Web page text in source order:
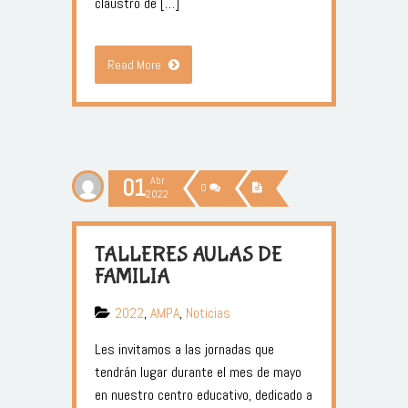
Read More
01 Abr
2022
0
TALLERES AULAS DE
FAMILIA
2022, AMPA, Noticias
Les invitamos a las jornadas que
tendrán lugar durante el mes de mayo
en nuestro centro educativo, dedicado a